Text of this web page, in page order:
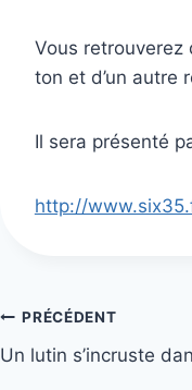
Vous retrouverez
ton et d’un autre
Il sera présenté
http://
Navigation
de
PRÉCÉDENT
Un lutin s’incruste